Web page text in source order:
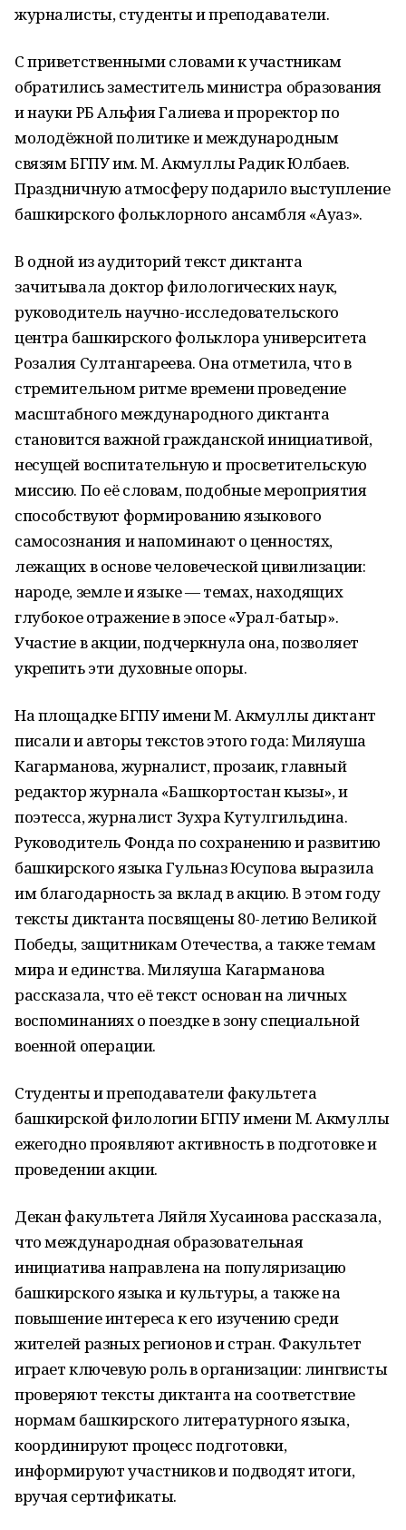
журналисты, студенты и преподаватели.
С приветственными словами к участникам
обратились заместитель министра образования
и науки РБ Альфия Галиева и проректор по
молодёжной политике и международным
связям БГПУ им. М. Акмуллы Радик Юлбаев.
Праздничную атмосферу подарило выступление
башкирского фольклорного ансамбля «Ауаз».
В одной из аудиторий текст диктанта
зачитывала доктор филологических наук,
руководитель научно-исследовательского
центра башкирского фольклора университета
Розалия Султангареева. Она отметила, что в
стремительном ритме времени проведение
масштабного международного диктанта
становится важной гражданской инициативой,
несущей воспитательную и просветительскую
миссию. По её словам, подобные мероприятия
способствуют формированию языкового
самосознания и напоминают о ценностях,
лежащих в основе человеческой цивилизации:
народе, земле и языке — темах, находящих
глубокое отражение в эпосе «Урал-батыр».
Участие в акции, подчеркнула она, позволяет
укрепить эти духовные опоры.
На площадке БГПУ имени М. Акмуллы диктант
писали и авторы текстов этого года: Миляуша
Кагарманова, журналист, прозаик, главный
редактор журнала «Башкортостан кызы», и
поэтесса, журналист Зухра Кутулгильдина.
Руководитель Фонда по сохранению и развитию
башкирского языка Гульназ Юсупова выразила
им благодарность за вклад в акцию. В этом году
тексты диктанта посвящены 80-летию Великой
Победы, защитникам Отечества, а также темам
мира и единства. Миляуша Кагарманова
рассказала, что её текст основан на личных
воспоминаниях о поездке в зону специальной
военной операции.
Студенты и преподаватели факультета
башкирской филологии БГПУ имени М. Акмуллы
ежегодно проявляют активность в подготовке и
проведении акции.
Декан факультета Ляйля Хусаинова рассказала,
что международная образовательная
инициатива направлена на популяризацию
башкирского языка и культуры, а также на
повышение интереса к его изучению среди
жителей разных регионов и стран. Факультет
играет ключевую роль в организации: лингвисты
проверяют тексты диктанта на соответствие
нормам башкирского литературного языка,
координируют процесс подготовки,
информируют участников и подводят итоги,
вручая сертификаты.